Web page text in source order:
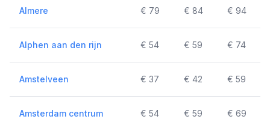
Almere € 79 € 84 € 94
Alphen aan den rijn € 54 € 59 € 74
Amstelveen € 37 € 42 € 59
Amsterdam centrum € 54 € 59 € 69